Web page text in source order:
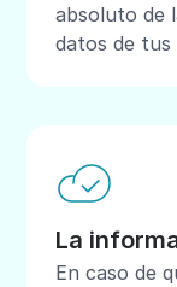
absoluto de
datos de tus
La
En caso de